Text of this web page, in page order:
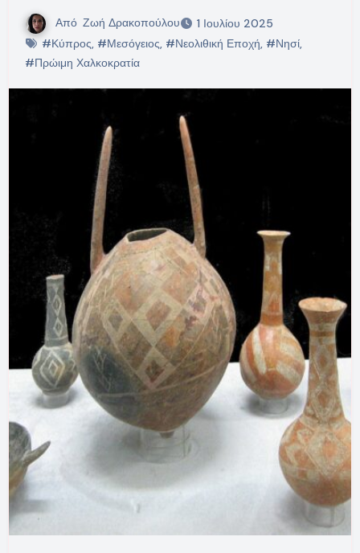
Από Ζωή Δρακοπούλου
1 Ιουλίου 2025
#Κύπρος, #Μεσόγειος, #Νεολιθική Εποχή, #Νησί,
#Πρώιμη Χαλκοκρατία